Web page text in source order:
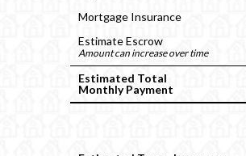
Mortgage Insurance
Estimate Escrow
Amount can increase over time
Estimated Total
Monthly Payment